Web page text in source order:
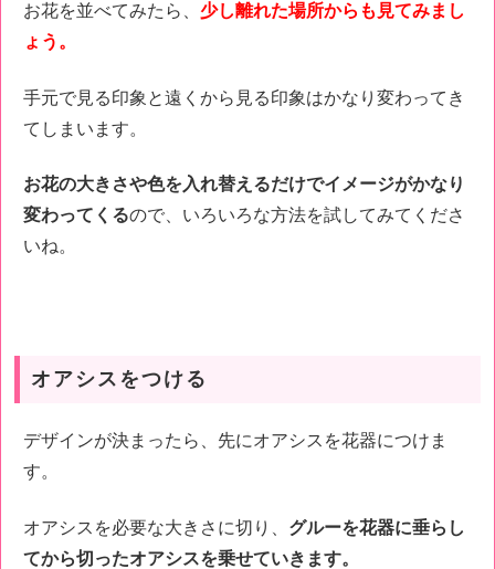
お花を並べてみたら、 少し離れた場所からも見てみまし
ょう。
手元で見る印象と遠くから見る印象はかなり変わってき
てしまいます。
お花の大きさや色を入れ替えるだけでイメージがかなり
変わってくるので、いろいろな方法を試してみてくださ
いね。
オアシスをつける
デザインが決まったら、先にオアシスを花器につけま
す。
オアシスを必要な大きさに切り、 グルーを花器に垂らし
てから切ったオアシスを乗せていきます。